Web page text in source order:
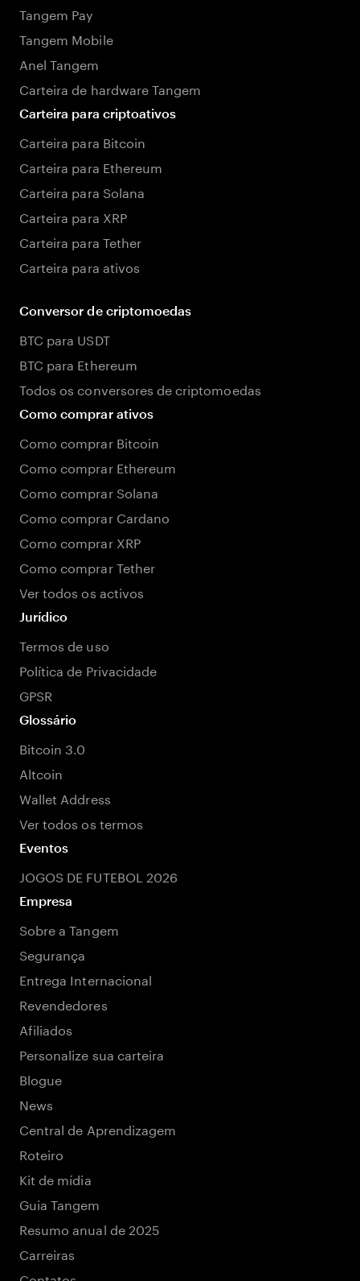
Tangem Pay
Tangem Mobile
Anel Tangem
Carteira de hardware Tangem
Carteira para criptoativos
Carteira para Bitcoin
Carteira para Ethereum
Carteira para Solana
Carteira para XRP
Carteira para Tether
Carteira para ativos
Conversor de criptomoedas
BTC para USDT
BTC para Ethereum
Todos os conversores de criptomoedas
Como comprar ativos
Como comprar Bitcoin
Como comprar Ethereum
Como comprar Solana
Como comprar Cardano
Como comprar XRP
Como comprar Tether
Ver todos os activos
Jurídico
Termos de uso
Política de Privacidade
GPSR
Glossário
Bitcoin 3.0
Altcoin
Wallet Address
Ver todos os termos
Eventos
JOGOS DE FUTEBOL 2026
Empresa
Sobre a Tangem
Segurança
Entrega Internacional
Revendedores
Afiliados
Personalize sua carteira
Blogue
News
Central de Aprendizagem
Roteiro
Kit de mídia
Guia Tangem
Resumo anual de 2025
Carreiras